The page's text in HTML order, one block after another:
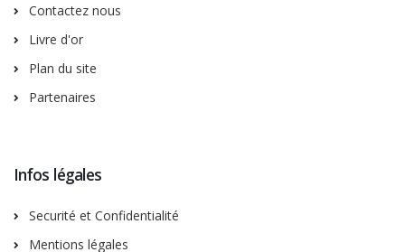
Contactez nous
Livre d'or
Plan du site
Partenaires
Infos légales
Securité et Confidentialité
Mentions légales